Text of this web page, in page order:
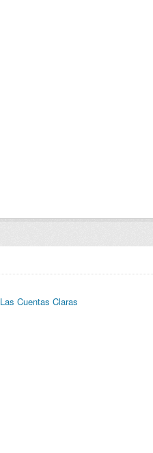
Las Cuentas Claras